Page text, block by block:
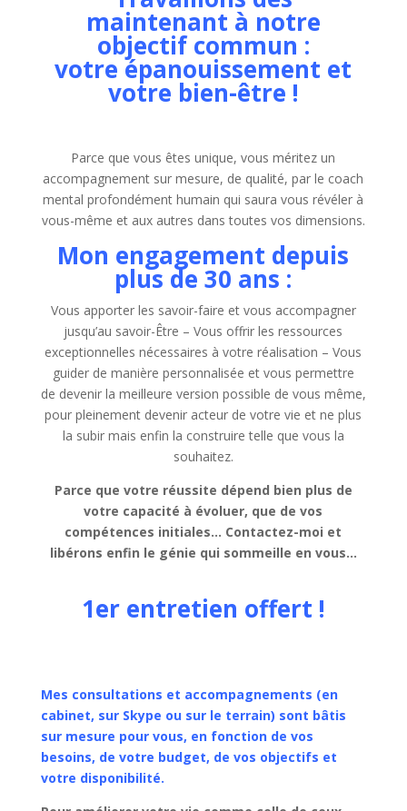
maintenant à notre
objectif commun :
votre épanouissement et
votre bien-être !
Parce que vous êtes unique, vous méritez un
accompagnement sur mesure, de qualité, par le coach
mental profondément humain qui saura vous révéler à
vous-même et aux autres dans toutes vos dimensions.
Mon engagement depuis
plus de 30 ans :
Vous apporter les savoir-faire et vous accompagner
jusqu’au savoir-Être – Vous offrir les ressources
exceptionnelles nécessaires à votre réalisation – Vous
guider de manière personnalisée et vous permettre
de devenir la meilleure version possible de vous même,
pour pleinement devenir acteur de votre vie et ne plus
la subir mais enfin la construire telle que vous la
souhaitez.
Parce que votre réussite dépend bien plus de
votre capacité à évoluer, que de vos
compétences initiales… Contactez-moi et
libérons enfin le génie qui sommeille en vous…
1er entretien offert !
Mes consultations et accompagnements (en
cabinet, sur Skype ou sur le terrain) sont bâtis
sur mesure pour vous, en fonction de vos
besoins, de votre budget, de vos objectifs et
votre disponibilité.